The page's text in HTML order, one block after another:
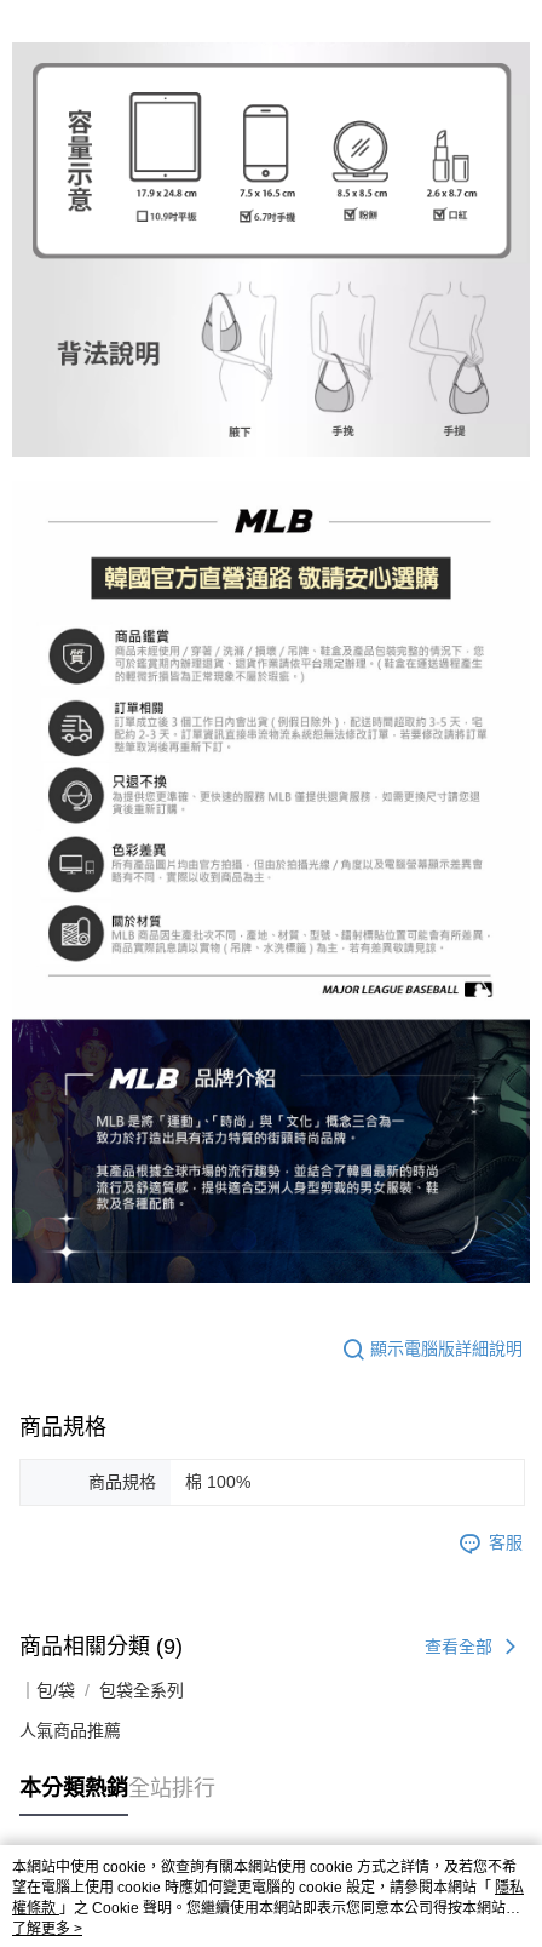
顯示電腦版詳細說明
商品規格
商品規格 棉 100%
客服
商品相關分類 (9) 查看全部
｜包/袋 包袋全系列
人氣商品推薦
本分類熱銷全站排行
熱門標籤
本網站中使用 cookie，欲查詢有關本網站使用 cookie 方式之詳情，及若您不希
望在電腦上使用 cookie 時應如何變更電腦的 cookie 設定，請參閱本網站「 隱私
權條款 」之 Cookie 聲明。您繼續使用本網站即表示您同意本公司得按本網站使
用條款之 Cookie 聲明使用 cookie。
了解更多 >